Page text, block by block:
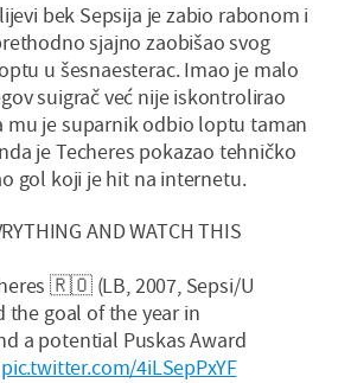
bek Sepsija je zabio rabonom i
sjajno zaobišao svog
u šesnaesterac. Imao je malo
suigrač već nije iskontrolirao
mu je suparnik odbio loptu taman
je Techeres pokazao tehničko
gol koji je hit na internetu.
AND WATCH THIS
🇷🇴 (LB, 2007, Sepsi/U
the goal of the year in
a potential Puskas Award
pic.twitter.com/4iLSepPxYF